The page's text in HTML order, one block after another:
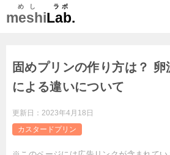
meshi
めし
Lab.
ラボ
固めプリンの作り方は？
による違いについて
更新日： 2023年4月18日
カスタードプリン